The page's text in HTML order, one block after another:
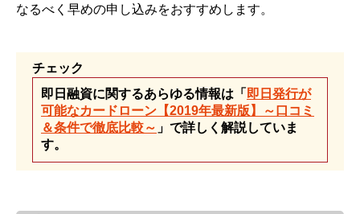
なるべく早めの申し込みをおすすめします。
チェック
即日融資に関するあらゆる情報は「 即日発行が
可能なカードローン【2019年最新版】～口コミ
＆条件で徹底比較～ 」で詳しく解説していま
す。